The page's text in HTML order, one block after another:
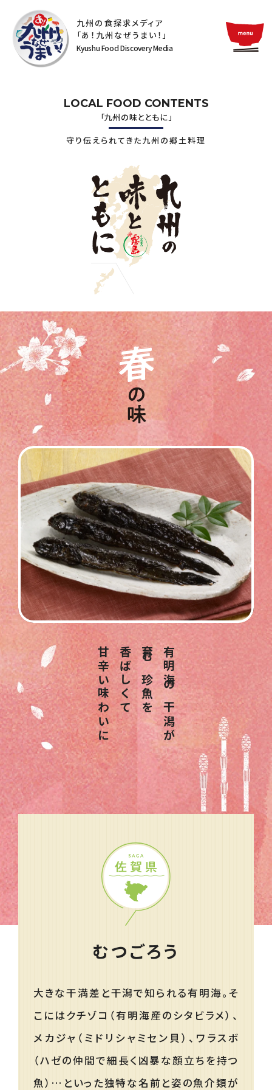
九州の食探求メディア
「あ！九州なぜうまい！」
Kyushu Food Discovery Media
LOCAL FOOD CONTENTS
「九州の味とともに」
守り伝えられてきた九州の郷土料理
有明海の干潟が
育む珍魚を
香ばしくて
甘辛い味わいに
むつごろう
大きな干満差と干潟で知られる有明海。そ
こにはクチゾコ（有明海産のシタビラメ）、
メカジャ（ミドリシャミセン貝）、ワラスボ
（ハゼの仲間で細長く凶暴な顔立ちを持つ
魚）…といった独特な名前と姿の魚介類が